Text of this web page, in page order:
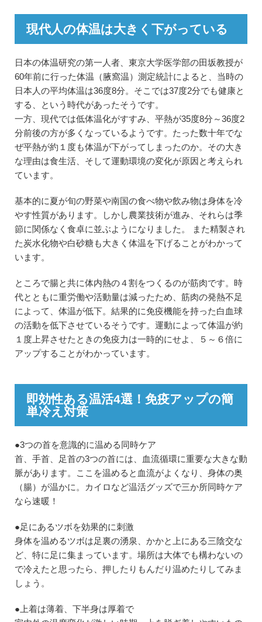
現代人の体温は大きく下がっている
日本の体温研究の第一人者、東京大学医学部の田坂教授が
60年前に行った体温（腋窩温）測定統計によると、当時の
日本人の平均体温は36度8分。そこでは37度2分でも健康と
する、という時代があったそうです。
一方、現代では低体温化がすすみ、平熱が35度8分～36度2
分前後の方が多くなっているようです。たった数十年でな
ぜ平熱が約１度も体温が下がってしまったのか。その大き
な理由は食生活、そして運動環境の変化が原因と考えられ
ています。
基本的に夏が旬の野菜や南国の食べ物や飲み物は身体を冷
やす性質があります。しかし農業技術が進み、それらは季
節に関係なく食卓に並ぶようになりました。 また精製され
た炭水化物や白砂糖も大きく体温を下げることがわかって
います。
ところで腸と共に体内熱の４割をつくるのが筋肉です。時
代とともに重労働や活動量は減ったため、筋肉の発熱不足
によって、体温が低下。結果的に免疫機能を持った白血球
の活動を低下させているそうです。運動によって体温が約
１度上昇させたときの免疫力は一時的にせよ、５～６倍に
アップすることがわかっています。
即効性ある温活4選！免疫アップの簡
単冷え対策
●3つの首を意識的に温める同時ケア
首、手首、足首の3つの首には、血流循環に重要な大きな動
脈があります。ここを温めると血流がよくなり、身体の奥
（腸）が温かに。カイロなど温活グッズで三か所同時ケア
なら速暖！
●足にあるツボを効果的に刺激
身体を温めるツボは足裏の湧泉、かかと上にある三陰交な
ど、特に足に集まっています。場所は大体でも構わないの
で冷えたと思ったら、押したりもんだり温めたりしてみま
しょう。
●上着は薄着、下半身は厚着で